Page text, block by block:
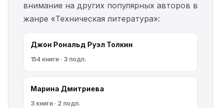
внимание на других популярных авторов в
жанре «Техническая литература»:
Джон Рональд Руэл Толкин
154 книги · 3 подп.
Марина Дмитриева
3 книги · 2 подп.